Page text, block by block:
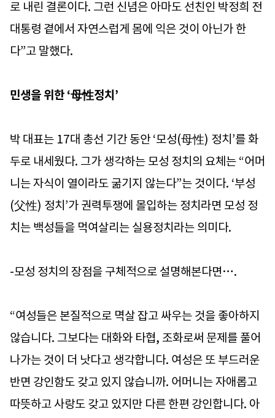
로 내린 결론이다. 그런 신념은 아마도 선친인 박정희 전
대통령 곁에서 자연스럽게 몸에 익은 것이 아닌가 한
다”고 말했다.
민생을 위한 ‘母性정치’
박 대표는 17대 총선 기간 동안 ‘모성(母性) 정치’를 화
두로 내세웠다. 그가 생각하는 모성 정치의 요체는 “어머
니는 자식이 열이라도 굶기지 않는다”는 것이다. ‘부성
(父性) 정치’가 권력투쟁에 몰입하는 정치라면 모성 정
치는 백성들을 먹여살리는 실용정치라는 의미다.
-모성 정치의 장점을 구체적으로 설명해본다면….
“여성들은 본질적으로 멱살 잡고 싸우는 것을 좋아하지
않습니다. 그보다는 대화와 타협, 조화로써 문제를 풀어
나가는 것이 더 낫다고 생각합니다. 여성은 또 부드러운
반면 강인함도 갖고 있지 않습니까. 어머니는 자애롭고
따뜻하고 사랑도 갖고 있지만 다른 한편 강인합니다. 아